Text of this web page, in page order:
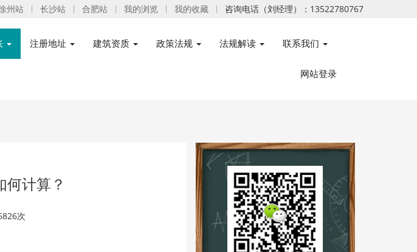
州站 长沙站 合肥站 我的浏览 我的收藏 咨询电话（刘经理）：13522780767
注册地址 建筑资质 政策法规 法规解读 联系我们
网站登录
何计算？
次